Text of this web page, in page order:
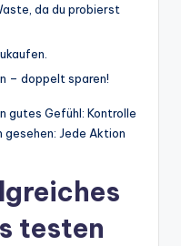
da du probierst
– doppelt sparen!
gutes Gefühl: Kontrolle
Jede Aktion
testen